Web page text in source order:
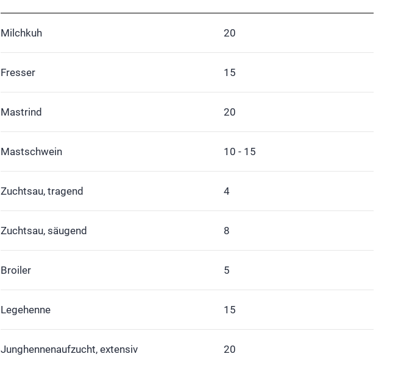
Milchkuh 20
Fresser 15
Mastrind 20
Mastschwein 10 - 15
Zuchtsau, tragend 4
Zuchtsau, säugend 8
Broiler 5
Legehenne 15
Junghennenaufzucht, extensiv 20